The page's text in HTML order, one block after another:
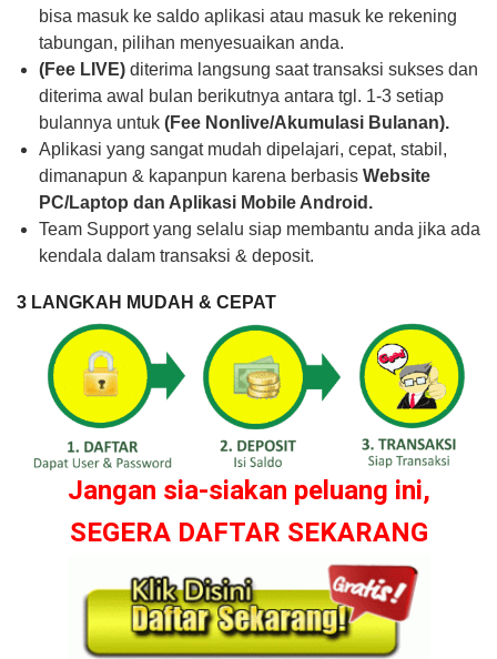
bisa masuk ke saldo aplikasi atau masuk ke rekening
tabungan, pilihan menyesuaikan anda.
(Fee LIVE) diterima langsung saat transaksi sukses dan
diterima awal bulan berikutnya antara tgl. 1-3 setiap
bulannya untuk (Fee Nonlive/Akumulasi Bulanan).
Aplikasi yang sangat mudah dipelajari, cepat, stabil,
dimanapun & kapanpun karena berbasis Website
PC/Laptop dan Aplikasi Mobile Android.
Team Support yang selalu siap membantu anda jika ada
kendala dalam transaksi & deposit.
3 LANGKAH MUDAH & CEPAT
Jangan sia-siakan peluang ini,
SEGERA DAFTAR SEKARANG